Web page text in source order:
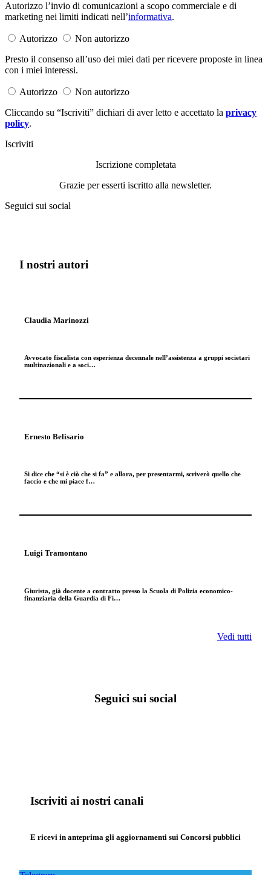
Autorizzo l’invio di comunicazioni a scopo commerciale e di
marketing nei limiti indicati nell’informativa.
Autorizzo
Non autorizzo
Presto il consenso all’uso dei miei dati per ricevere proposte in linea
con i miei interessi.
Autorizzo
Non autorizzo
Cliccando su “Iscriviti” dichiari di aver letto e accettato la privacy
policy.
Iscriviti
Iscrizione completata
Grazie per esserti iscritto alla newsletter.
Seguici sui social
I nostri autori
Claudia Marinozzi
Avvocato fiscalista con esperienza decennale nell’assistenza a gruppi societari
multinazionali e a soci…
Ernesto Belisario
Si dice che “si è ciò che si fa” e allora, per presentarmi, scriverò quello che
faccio e che mi piace f…
Luigi Tramontano
Giurista, già docente a contratto presso la Scuola di Polizia economico-
finanziaria della Guardia di Fi…
Vedi tutti
Seguici sui social
Iscriviti ai nostri canali
E ricevi in anteprima gli aggiornamenti sui Concorsi pubblici